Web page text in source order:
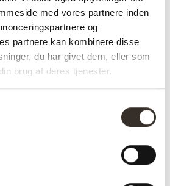
med vores partnere inden
og
partnere kan kombinere disse
du har givet dem, eller som
brug af deres tjenester.
60 cm
60 cm
2,2 kg